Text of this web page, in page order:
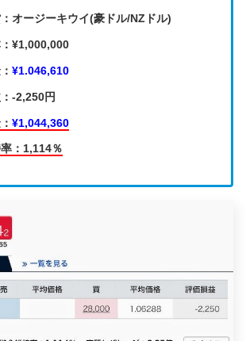
オージーキウイ(豪ドル/NZドル)
¥1,000,000
¥1.046,610
-2,250円
¥1,044,360
：1,114％